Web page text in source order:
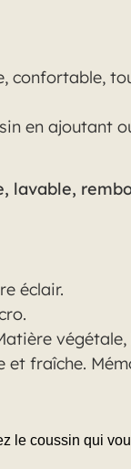
confortable,
en ajoutant
lavable,
éclair.
fraîche.
le coussin qui